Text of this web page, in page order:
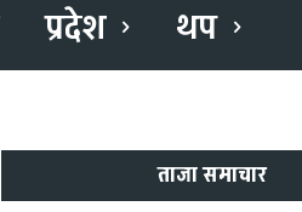
प्रदेश थप
ताजा समाचार